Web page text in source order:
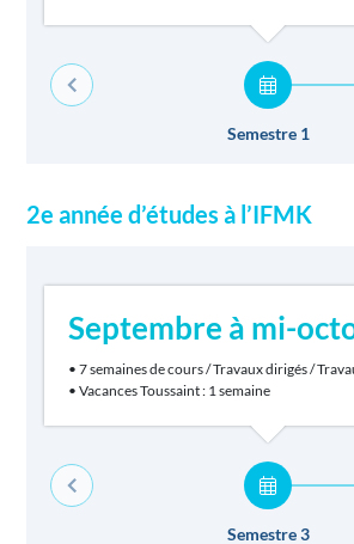
Semestre 1
2e année d’études à l’IFMK
Septembre à mi-
• 7 semaines de cours / Travaux dirigés /
• Vacances Toussaint : 1 semaine
Semestre 3